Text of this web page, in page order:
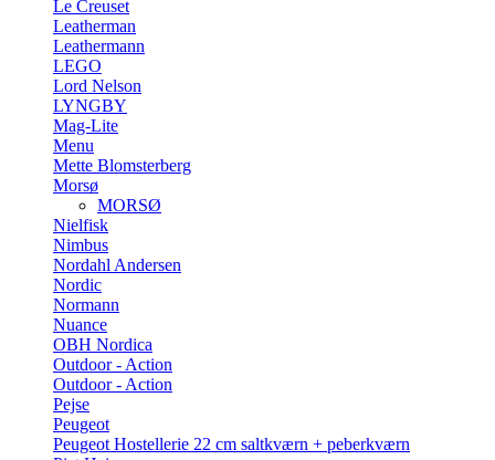
Le Creuset
Leatherman
Leathermann
LEGO
Lord Nelson
LYNGBY
Mag-Lite
Menu
Mette Blomsterberg
Morsø
MORSØ
Nielfisk
Nimbus
Nordahl Andersen
Nordic
Normann
Nuance
OBH Nordica
Outdoor - Action
Outdoor - Action
Pejse
Peugeot
Peugeot Hostellerie 22 cm saltkværn + peberkværn